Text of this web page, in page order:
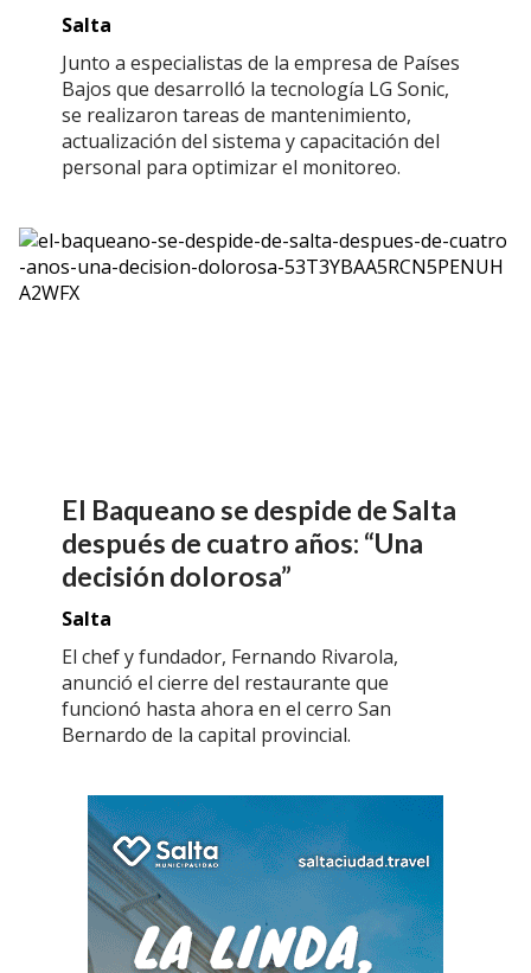
Salta
Junto a especialistas de la empresa de Países
Bajos que desarrolló la tecnología LG Sonic,
se realizaron tareas de mantenimiento,
actualización del sistema y capacitación del
personal para optimizar el monitoreo.
El Baqueano se despide de Salta
después de cuatro años: “Una
decisión dolorosa”
Salta
El chef y fundador, Fernando Rivarola,
anunció el cierre del restaurante que
funcionó hasta ahora en el cerro San
Bernardo de la capital provincial.